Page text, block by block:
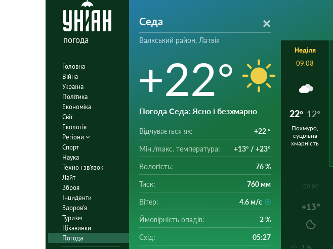
погода
Головна
Війна
Україна
Політика
Економіка
Світ
Екологія
Регіони
Спорт
Наука
Техно і зв'язок
Лайт
Зброя
Інциденти
Здоров'я
Туризм
Цікавинки
Погода
Седа
Валкський район, Латвія
+22°
Погода Седа: Ясно і безхмарно
Відчувається як: +22 °
Мін./mакс. температура: +13° / +23°
Вологість: 76 %
Тиск: 760 мм
Вітер: 4.6 м/с
Ймовірність опадів: 2 %
Схід: 05:27
Неділя
09.08
22° 12°
Похмуро,
суцільна
хмарність
00:00
+13°
2 %